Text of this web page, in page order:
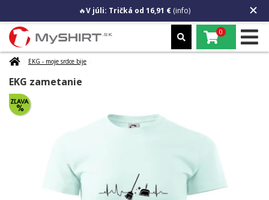
🔥V júli: Tričká od 16,91 € (info)
0
EKG - moje srdce bije
EKG zametanie